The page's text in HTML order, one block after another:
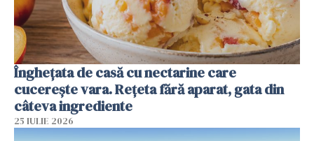
Înghețata de casă cu nectarine care
cucerește vara. Rețeta fără aparat, gata din
câteva ingrediente
25 IULIE 2026